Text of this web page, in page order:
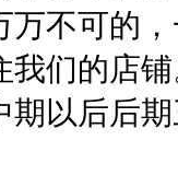
万不可的
我们的店
期以后后